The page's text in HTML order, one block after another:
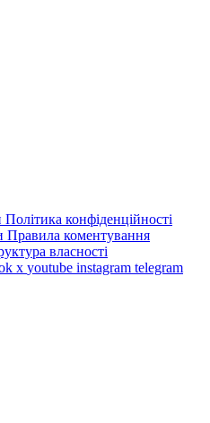
Політика конфіденційності
Правила коментування
власності
x youtube instagram telegram